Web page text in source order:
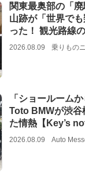
関東最奥部の「
山跡が「世界で
った！ 観光路線
2026.08.09 乗りもの
「ショールーム
Toto BMWが渋谷
た情熱【Key’s
2026.08.09 Auto